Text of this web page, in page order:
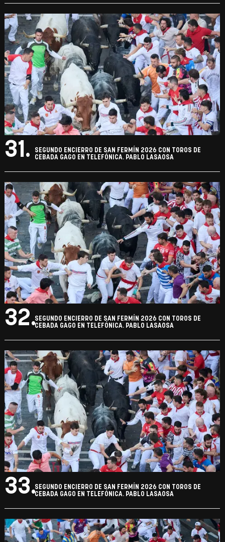
31.
SEGUNDO ENCIERRO DE SAN FERMÍN 2026 CON TOROS DE
CEBADA GAGO EN TELEFÓNICA. PABLO LASAOSA
32.SEGUNDO ENCIERRO DE SAN FERMÍN 2026 CON TOROS DE
CEBADA GAGO EN TELEFÓNICA. PABLO LASAOSA
33.SEGUNDO ENCIERRO DE SAN FERMÍN 2026 CON TOROS DE
CEBADA GAGO EN TELEFÓNICA. PABLO LASAOSA